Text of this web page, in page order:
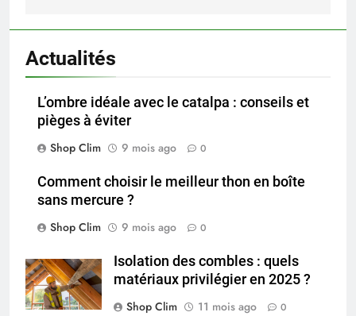
Actualités
L’ombre idéale avec le catalpa : conseils et
pièges à éviter
Shop Clim
9 mois ago 0
Comment choisir le meilleur thon en boîte
sans mercure ?
Shop Clim
9 mois ago 0
Isolation des combles : quels
matériaux privilégier en 2025 ?
Shop Clim
11 mois ago 0